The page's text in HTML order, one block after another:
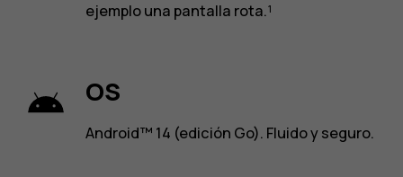
ejemplo una pantalla rota.¹
OS
Android™ 14 (edición Go). Fluido y seguro.